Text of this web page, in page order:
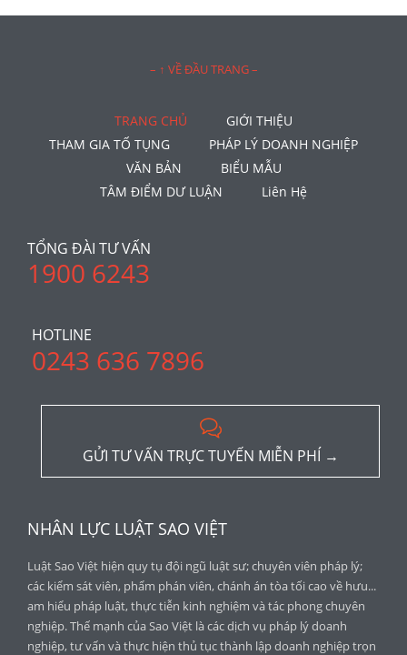
– ↑ VỀ ĐẦU TRANG –
TRANG CHỦ
GIỚI THIỆU
THAM GIA TỐ TỤNG
PHÁP LÝ DOANH NGHIỆP
VĂN BẢN
BIỂU MẪU
TÂM ĐIỂM DƯ LUẬN
Liên Hệ
TỔNG ĐÀI TƯ VẤN
1900 6243
HOTLINE
0243 636 7896

GỬI TƯ VẤN TRỰC TUYẾN MIỄN PHÍ →
NHÂN LỰC LUẬT SAO VIỆT
Luật Sao Việt hiện quy tụ đội ngũ luật sư; chuyên viên pháp lý;
các kiểm sát viên, phẩm phán viên, chánh án tòa tối cao về hưu...
am hiểu pháp luật, thực tiễn kinh nghiệm và tác phong chuyên
nghiệp. Thế mạnh của Sao Việt là các dịch vụ pháp lý doanh
nghiệp, tư vấn và thực hiện thủ tục thành lập doanh nghiệp trọn